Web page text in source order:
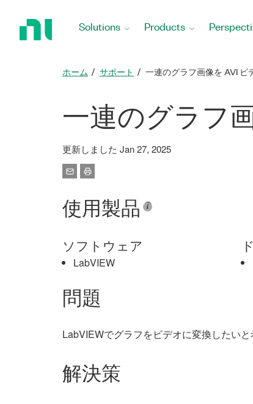
Solutions Products
ホーム サポート 一連のグラフ画像を AVI ビ
一連のグラフ
更新しました Jan 27, 2025
使用製品
ソフトウェア
LabVIEW
問題
LabVIEWでグラフをビデオに変換したい
解決策